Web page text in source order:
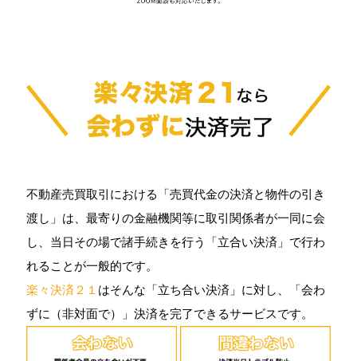
不動産売買取引における「売買代金の決済と物件の引き
渡し」は、最寄りの金融機関等に取引関係者が一同に会
し、当日その場で諸手続きを行う「立合い決済」で行わ
れることが一般的です。
楽々決済２１ はそんな「立ち合い決済」に対し、「会わ
ずに（非対面で）」決済を完了できるサービスです。